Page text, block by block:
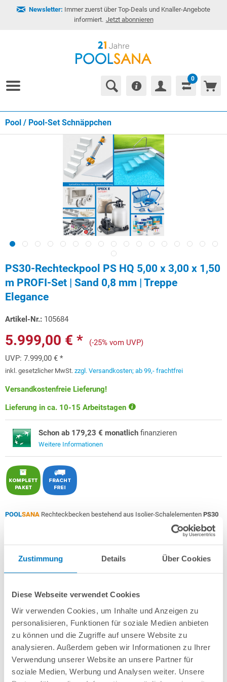
Zustimmung Details Über Cookies
Diese Webseite verwendet Cookies
Wir verwenden Cookies, um Inhalte und Anzeigen zu
personalisieren, Funktionen für soziale Medien anbieten
zu können und die Zugriffe auf unsere Website zu
analysieren. Außerdem geben wir Informationen zu Ihrer
Verwendung unserer Website an unsere Partner für
soziale Medien, Werbung und Analysen weiter. Unsere
Newsletter: Immer zuerst über Top-Deals und Knaller-Angebote
informiert. Jetzt abonnieren
0
Pool / Pool-Set Schnäppchen
PS30-Rechteckpool PS HQ 5,00 x 3,00 x 1,50
m PROFI-Set | Sand 0,8 mm | Treppe
Elegance
Artikel-Nr.: 105684
5.999,00 € *
(-25% vom UVP)
UVP: 7.999,00 € *
inkl. gesetzlicher MwSt. zzgl. Versandkosten; ab 99,- frachtfrei
Versandkostenfreie Lieferung!
Lieferung in ca. 10-15 Arbeitstagen
Schon ab 179,23 € monatlich finanzieren
Weitere Informationen
POOLSANA Rechteckbecken bestehend aus Isolier-Schalelementen PS30
sandfarbener PVC-Poolfolie ca. 0,8 mm Made in
PROFI-Set
POOLSANAUV-C Entkeimungsgerät 75 W: Reduziert den
Unverrottbares Schutzvlies + Sprühkleber
Mauerdurchführungen
SandfilteranlagePOOLSANAPRO PRIME 400 / SPECKPP 7(Made in
Germany) inkl. Filtersand
Erdbeständiges Verrohrungsset PROFI Ø 50 mm+ Entleerungspaket
5-stufige, 60 cm breite Einstiegstreppe in weiß für die Befestigung am
7-teiliges Reinigungsset PROFI